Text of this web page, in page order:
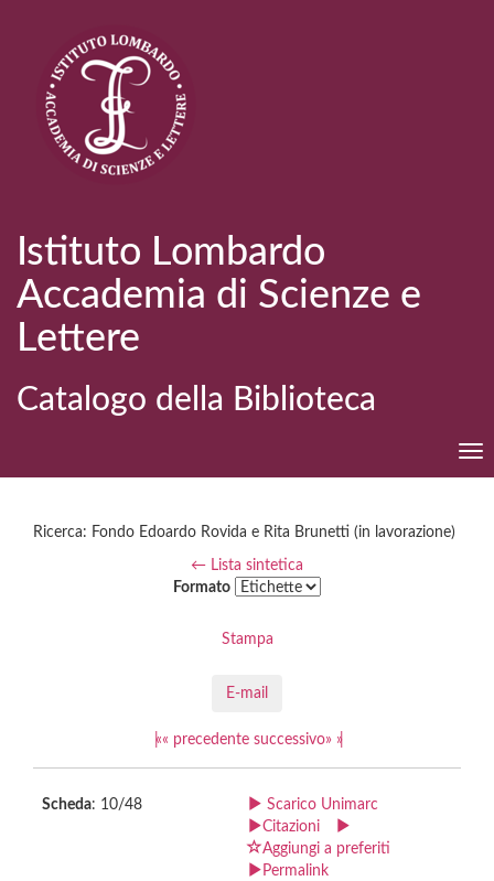
Istituto Lombardo
Accademia di Scienze e
Lettere
Catalogo della Biblioteca
Ricerca: Fondo Edoardo Rovida e Rita Brunetti (in lavorazione)
← Lista sintetica
Formato
Stampa
E-mail
|« « precedente successivo» »|
Scheda: 10/48
Scarico Unimarc
Citazioni
Aggiungi a preferiti
Permalink